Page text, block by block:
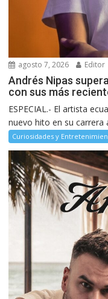
agosto 7, 2026 Editor
Andrés Nipas
con sus más
ESPECIAL.- El artista
nuevo hito en su carrera
Curiosidades y